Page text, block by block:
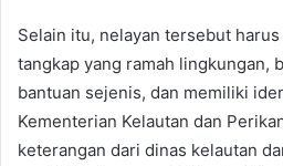
Selain itu, nelayan tersebut
tangkap yang ramah lingkungan,
bantuan sejenis, dan memiliki
Kementerian Kelautan dan
keterangan dari dinas kelautan